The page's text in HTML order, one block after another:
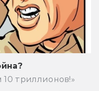
триллионов!»